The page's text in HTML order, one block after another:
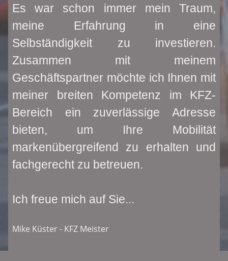
Es war schon immer mein Traum,
meine Erfahrung in eine
Selbständigkeit zu investieren.
Zusammen mit meinem
Geschäftspartner möchte ich Ihnen mit
meiner breiten Kompetenz im KFZ-
Bereich ein zuverlässige Adresse
bieten, um Ihre Mobilität
markenübergreifend zu erhalten und
fachgerecht zu betreuen.
Ich freue mich auf Sie...
Mike Küster - KFZ Meister